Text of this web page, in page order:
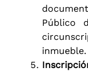
Público
inmueble.